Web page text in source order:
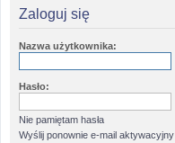
Zaloguj się
Nazwa użytkownika:
Hasło:
Nie pamiętam hasła
Wyślij ponownie e-mail aktywacyjny